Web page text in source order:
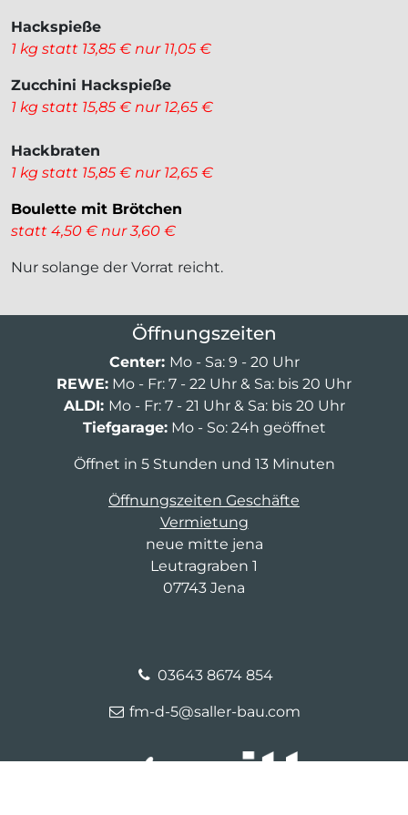
Hackspieße
1 kg statt 13,85 € nur 11,05 €
Zucchini Hackspieße
1 kg statt 15,85 € nur 12,65 €
Hackbraten
1 kg statt 15,85 € nur 12,65 €
Boulette mit Brötchen
statt 4,50 € nur 3,60 €
Nur solange der Vorrat reicht.
Öffnungszeiten
Center: Mo - Sa: 9 - 20 Uhr
REWE: Mo - Fr: 7 - 22 Uhr & Sa: bis 20 Uhr
ALDI: Mo - Fr: 7 - 21 Uhr & Sa: bis 20 Uhr
Tiefgarage:Mo - So: 24h geöffnet
Öffnet in 5 Stunden und 13 Minuten
Öffnungszeiten Geschäfte
Vermietung
neue mitte jena
Leutragraben 1
07743 Jena
03643 8674 854
fm-d-5@saller-bau.com